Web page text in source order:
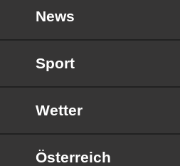
News
Sport
Wetter
Österreich